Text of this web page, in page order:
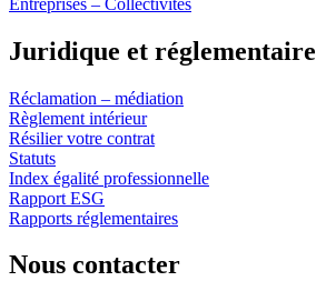
Juridique et réglementaire
Réclamation – médiation
Règlement intérieur
Résilier votre contrat
Statuts
Index égalité professionnelle
Rapport ESG
Rapports réglementaires
Nous contacter